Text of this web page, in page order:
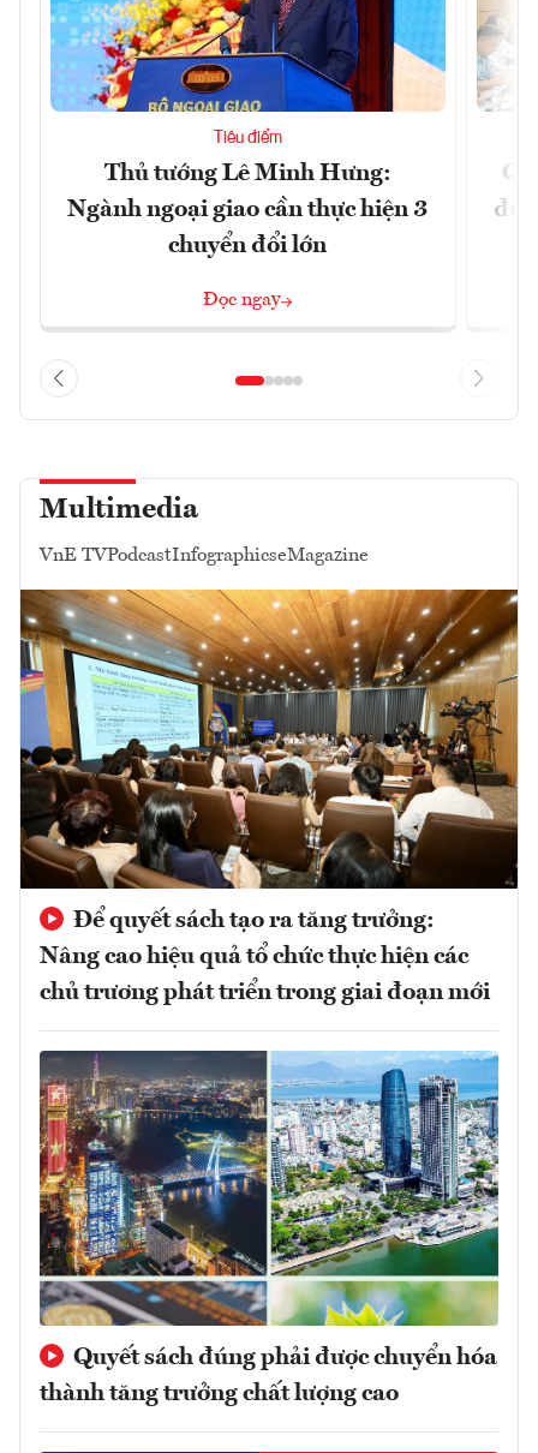
Tiêu điểm
Thủ tướng Lê Minh Hưng:
Ngành ngoại giao cần thực hiện 3
chuyển đổi lớn
Đọc ngay
đủ
Multimedia
VnE TVPodcastInfographicseMagazine
Để quyết sách tạo ra tăng trưởng:
Nâng cao hiệu quả tổ chức thực hiện các
chủ trương phát triển trong giai đoạn mới
Quyết sách đúng phải được chuyển hóa
thành tăng trưởng chất lượng cao